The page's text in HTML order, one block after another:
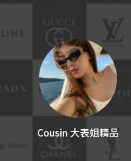
Cousin 大表姐精品